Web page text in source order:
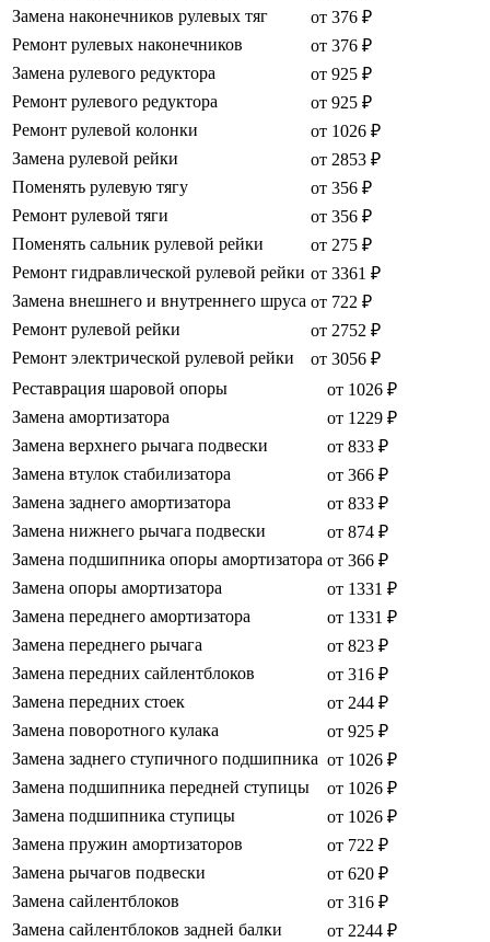
Замена наконечников рулевых тяг
от 376 ₽
Ремонт рулевых наконечников
от 376 ₽
Замена рулевого редуктора
от 925 ₽
Ремонт рулевого редуктора
от 925 ₽
Ремонт рулевой колонки
от 1026 ₽
Замена рулевой рейки
от 2853 ₽
Поменять рулевую тягу
от 356 ₽
Ремонт рулевой тяги
от 356 ₽
Поменять сальник рулевой рейки
от 275 ₽
Ремонт гидравлической рулевой рейки от 3361 ₽
Замена внешнего и внутреннего шруса от 722 ₽
Ремонт рулевой рейки
от 2752 ₽
Ремонт электрической рулевой рейки
от 3056 ₽
Реставрация шаровой опоры
от 1026 ₽
Замена амортизатора
от 1229 ₽
Замена верхнего рычага подвески
от 833 ₽
Замена втулок стабилизатора
от 366 ₽
Замена заднего амортизатора
от 833 ₽
Замена нижнего рычага подвески
от 874 ₽
Замена подшипника опоры амортизатора от 366 ₽
Замена опоры амортизатора
от 1331 ₽
Замена переднего амортизатора
от 1331 ₽
Замена переднего рычага
от 823 ₽
Замена передних сайлентблоков
от 316 ₽
Замена передних стоек
от 244 ₽
Замена поворотного кулака
от 925 ₽
Замена заднего ступичного подшипника от 1026 ₽
Замена подшипника передней ступицы
от 1026 ₽
Замена подшипника ступицы
от 1026 ₽
Замена пружин амортизаторов
от 722 ₽
Замена рычагов подвески
от 620 ₽
Замена сайлентблоков
от 316 ₽
Замена сайлентблоков задней балки
от 2244 ₽